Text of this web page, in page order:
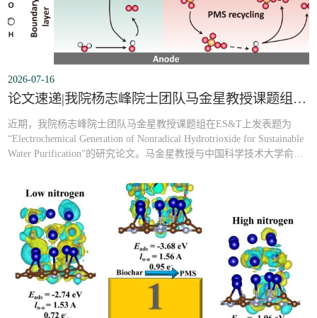
2026-07-16
论文速递|我院杨志峰院士团队马金星教授课题组最新研究成果：电化学生成非自由基氢三氧化物用于可持续水净化
近期，我院杨志峰院士团队马金星教授课题组在ES&T上发表题为
“Electrochemical Generation of Nonradical Hydrotrioxide for Sustainable
Water Purification”的研究论文。马金星教授与中国科学技术大学俞汉
摘要】：可持续水净化亟需兼具高效性和化学自给性的氧化工艺。电
化学高级氧化本质上是一种绿色技术，但阳极电解水产生的羟基自由
基反应活性通常局限于电极...